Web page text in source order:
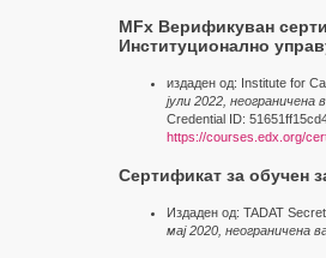
MFx Верификуван
Институционално
издаден од: Institute for
јули 2022, неограничена
Credential ID:
https://courses.edx.org/
Сертификат за обучен
Издаден од: TADAT
мај 2020, неограничена